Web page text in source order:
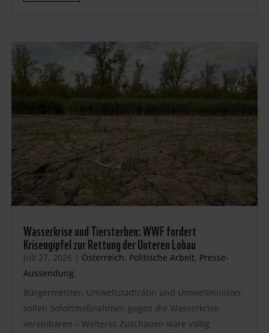
Wasserkrise und Tiersterben: WWF fordert
Krisengipfel zur Rettung der Unteren Lobau
Juli 27, 2026 | Österreich, Politische Arbeit, Presse-
Aussendung
Bürgermeister, Umweltstadträtin und Umweltminister
sollen Sofortmaßnahmen gegen die Wasserkrise
vereinbaren – Weiteres Zuschauen wäre völlig